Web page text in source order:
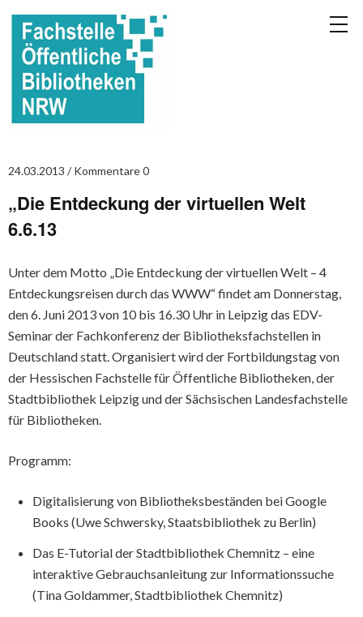
24.03.2013 Kommentare 0
„Die Entdeckung der virtuellen Welt
6.6.13
Unter dem Motto „Die Entdeckung der virtuellen Welt – 4
Entdeckungsreisen durch das WWW“ findet am Donnerstag,
den 6. Juni 2013 von 10 bis 16.30 Uhr in Leipzig das EDV-
Seminar der Fachkonferenz der Bibliotheksfachstellen in
Deutschland statt. Organisiert wird der Fortbildungstag von
der Hessischen Fachstelle für Öffentliche Bibliotheken, der
Stadtbibliothek Leipzig und der Sächsischen Landesfachstelle
für Bibliotheken.
Programm:
Digitalisierung von Bibliotheksbeständen bei Google
Books (Uwe Schwersky, Staatsbibliothek zu Berlin)
Das E-Tutorial der Stadtbibliothek Chemnitz – eine
interaktive Gebrauchsanleitung zur Informationssuche
(Tina Goldammer, Stadtbibliothek Chemnitz)